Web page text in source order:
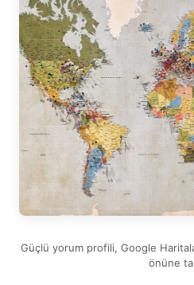
Güçlü yorum profili, Google
önüne